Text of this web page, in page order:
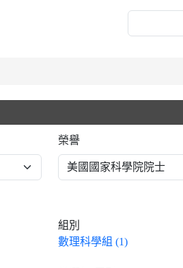
榮譽
組別
數理科學組 (1)